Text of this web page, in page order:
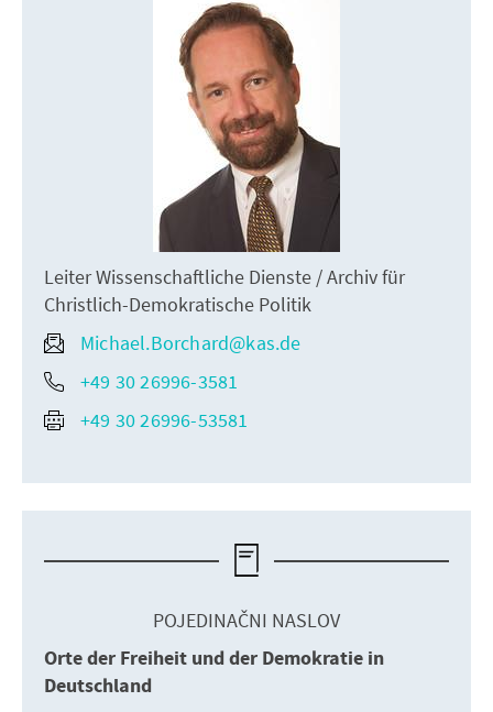
Leiter Wissenschaftliche Dienste / Archiv für
Christlich-Demokratische Politik
Michael.Borchard@kas.de
+49 30 26996-3581
+49 30 26996-53581
POJEDINAČNI NASLOV
Orte der Freiheit und der Demokratie in
Deutschland